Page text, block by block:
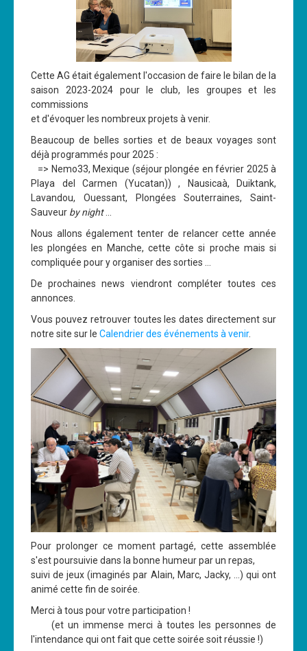
Cette AG était également l'occasion de faire le bilan de la
saison 2023-2024 pour le club, les groupes et les
commissions
et d'évoquer les nombreux projets à venir.
Beaucoup de belles sorties et de beaux voyages sont
déjà programmés pour 2025 :
=> Nemo33, Mexique (séjour plongée en février 2025 à
Playa del Carmen (Yucatan)) , Nausicaà, Duiktank,
Lavandou, Ouessant, Plongées Souterraines, Saint-
Sauveur by night...
Nous allons également tenter de relancer cette année
les plongées en Manche, cette côte si proche mais si
compliquée pour y organiser des sorties ...
De prochaines news viendront compléter toutes ces
annonces.
Vous pouvez retrouver toutes les dates directement sur
notre site sur le Calendrier des événements à venir.
Pour prolonger ce moment partagé, cette assemblée
s'est poursuivie dans la bonne humeur par un repas,
suivi de jeux (imaginés par Alain, Marc, Jacky, ...) qui ont
animé cette fin de soirée.
Merci à tous pour votre participation !
(et un immense merci à toutes les personnes de
l'intendance qui ont fait que cette soirée soit réussie !)